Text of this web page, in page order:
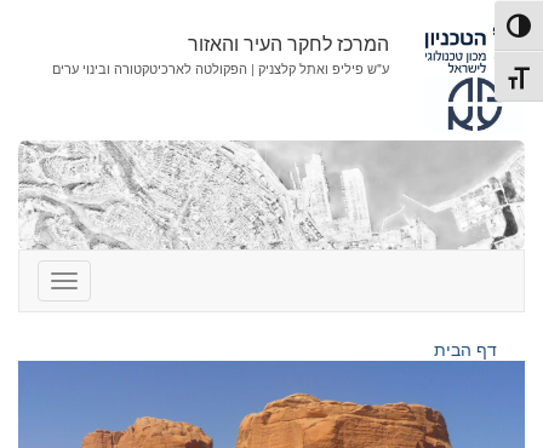
דלג
לתוכן
דלג
לניווט
הפעל/כבה ניגודיות גבוהה
מתג גודל גופן
המרכז לחקר העיר והאזור
ע"ש פיליפ ואתל קלצניק | הפקולטה לארכיטקטורה ובינוי ערים
דף הבית